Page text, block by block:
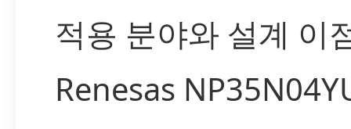
적용 분야와 설계 이
Renesas